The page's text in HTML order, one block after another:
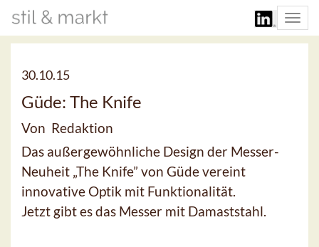
30.10.15
Güde: The Knife
Von Redaktion
Das außergewöhnliche Design der Messer-
Neuheit „The Knife” von Güde vereint
innovative Optik mit Funktionalität.
Jetzt gibt es das Messer mit Damaststahl.